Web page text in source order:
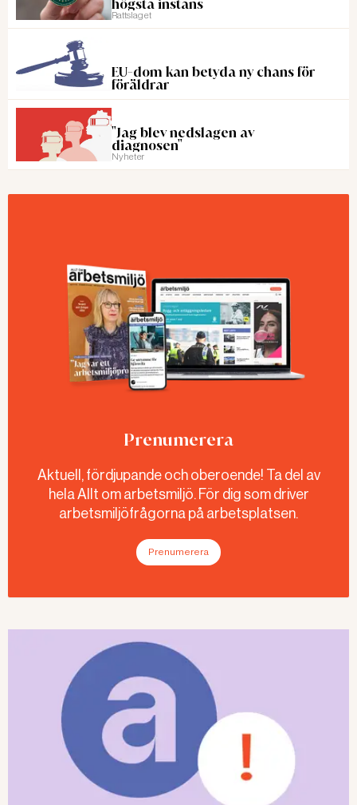
högsta instans
Rattslaget
EU-dom kan betyda ny chans för
föräldrar
"Jag blev nedslagen av
diagnosen"
Nyheter
Prenumerera
Aktuell, fördjupande och oberoende! Ta del av
hela Allt om arbetsmiljö. För dig som driver
arbetsmiljöfrågorna på arbetsplatsen.
Prenumerera